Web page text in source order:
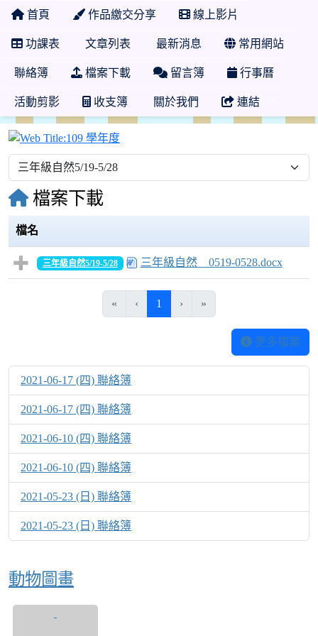
首頁 作品繳交分享 線上影片
功課表 文章列表 最新消息 常用網站
聯絡簿 檔案下載 留言簿 行事曆
活動剪影 收支簿 關於我們 連結
109 學年度
檔案下載
檔名
三年級自然5/19-5/28 三年級自然＿0519-0528.docx
« ‹ 1 (目前頁次)
› »
更多檔案
2021-06-17 (四) 聯絡簿
2021-06-17 (四) 聯絡簿
2021-06-10 (四) 聯絡簿
2021-06-10 (四) 聯絡簿
2021-05-23 (日) 聯絡簿
2021-05-23 (日) 聯絡簿
動物圖畫